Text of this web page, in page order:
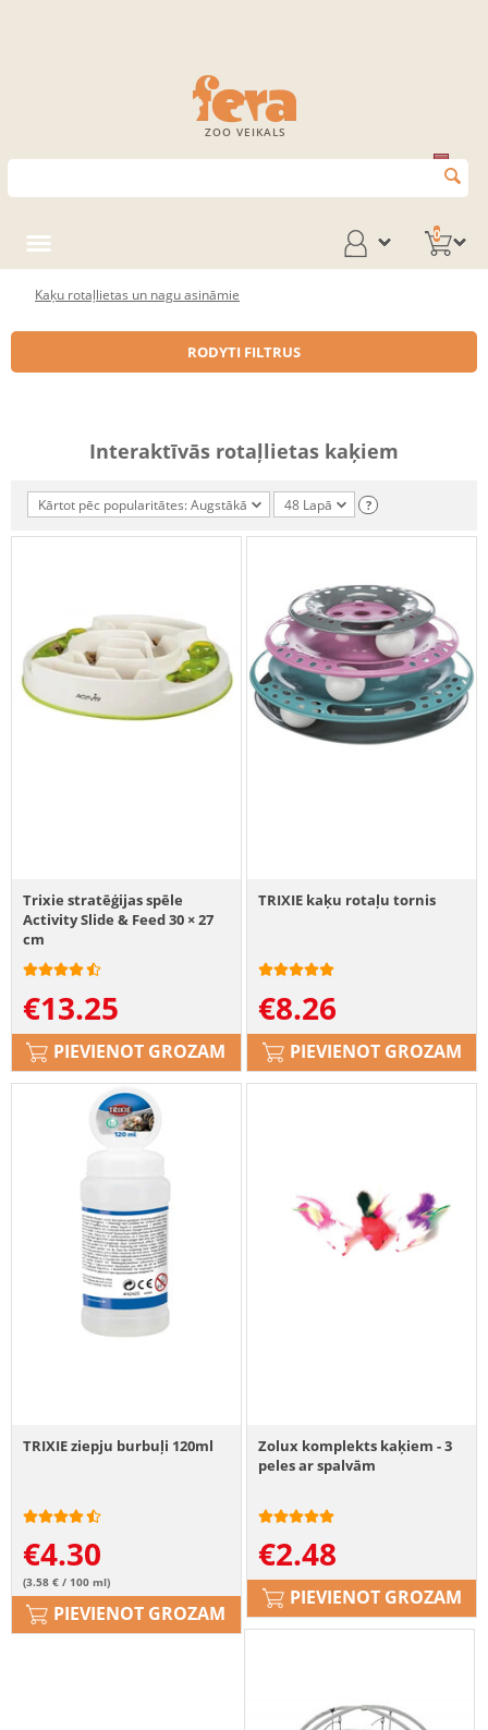
ZOO VEIKALS
0
Kaķu rotaļlietas un nagu asināmie
RODYTI FILTRUS
Interaktīvās rotaļlietas kaķiem
Kārtot pēc popularitātes: Augstākā 48 Lapā ?
Trixie stratēģijas spēle
Activity Slide & Feed 30 × 27
cm
€13.25
PIEVIENOT GROZAM
TRIXIE kaķu rotaļu tornis
€8.26
PIEVIENOT GROZAM
TRIXIE ziepju burbuļi 120ml
€4.30
(3.58 € / 100 ml)
PIEVIENOT GROZAM
Zolux komplekts kaķiem - 3
peles ar spalvām
€2.48
PIEVIENOT GROZAM